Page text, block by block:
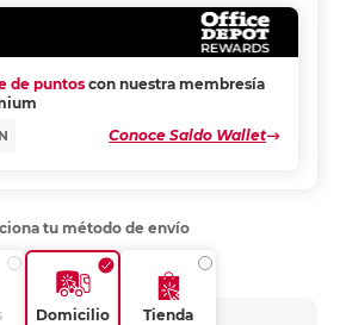
de puntos con nuestra membresía
Conoce Saldo Wallet
tu método de envío
Domicilio Tienda